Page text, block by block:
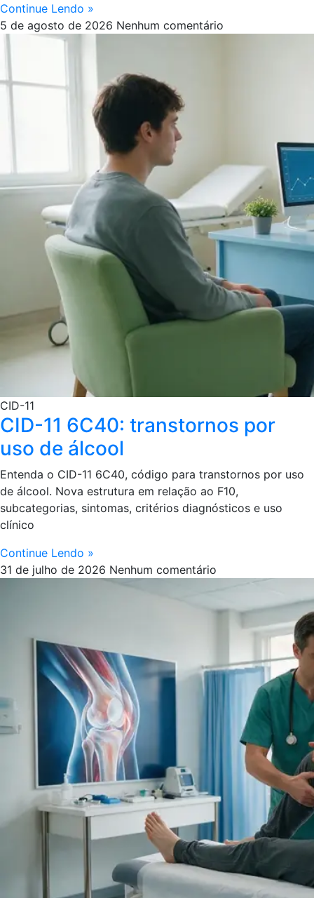
Continue Lendo »
5 de agosto de 2026 Nenhum comentário
CID-11
CID-11 6C40: transtornos por
uso de álcool
Entenda o CID-11 6C40, código para transtornos por uso
de álcool. Nova estrutura em relação ao F10,
subcategorias, sintomas, critérios diagnósticos e uso
clínico
Continue Lendo »
31 de julho de 2026 Nenhum comentário